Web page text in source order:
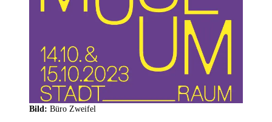
Bild: Büro Zweifel